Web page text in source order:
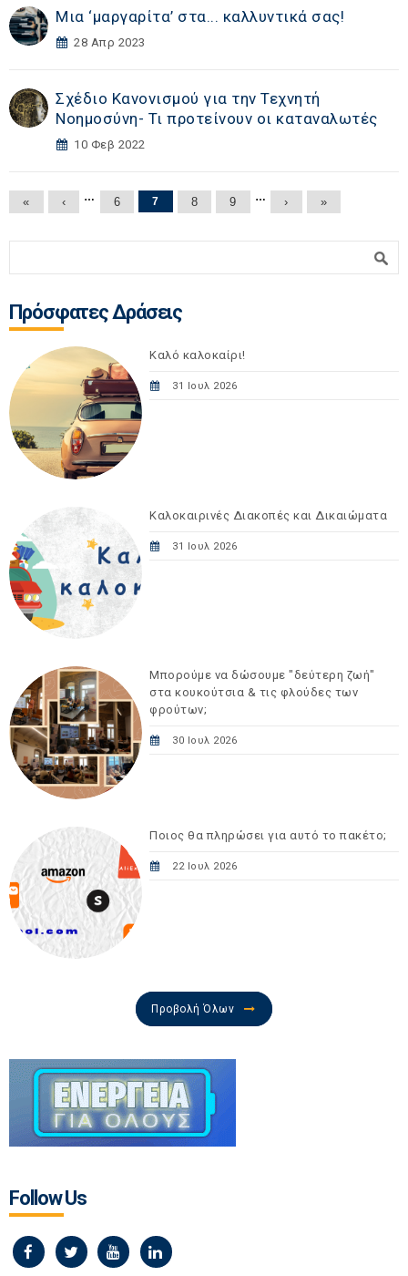
Μια ‘μαργαρίτα’ στα... καλλυντικά σας!
28 Απρ 2023
Σχέδιο Κανονισμού για την Τεχνητή
Νοημοσύνη- Τι προτείνουν οι καταναλωτές
10 Φεβ 2022
Σελίδες
« ‹ … 6 7 8 9 … › »
Πρόσφατες Δράσεις
Καλό καλοκαίρι!
31 Ιουλ 2026
Καλοκαιρινές Διακοπές και Δικαιώματα
31 Ιουλ 2026
Μπορούμε να δώσουμε "δεύτερη ζωή"
στα κουκούτσια & τις φλούδες των
φρούτων;
30 Ιουλ 2026
Ποιος θα πληρώσει για αυτό το πακέτο;
22 Ιουλ 2026
Προβολή Όλων
Follow Us